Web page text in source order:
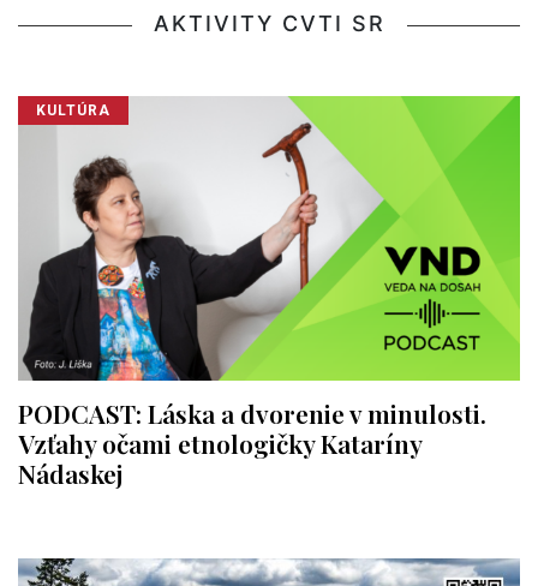
AKTIVITY CVTI SR
KULTÚRA
PODCAST: Láska a dvorenie v minulosti.
Vzťahy očami etnologičky Kataríny
Nádaskej